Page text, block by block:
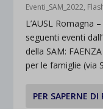
Eventi_SAM_2022,
L’AUSL Romagna
seguenti eventi
della SAM:
per le famiglie (via
PER SAPERNE DI